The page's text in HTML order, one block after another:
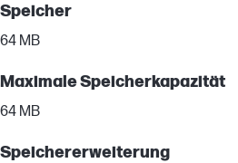
Speicher
64 MB
Maximale Speicherkapazität
64 MB
Speichererweiterung